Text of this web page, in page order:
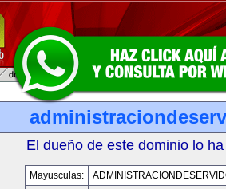
El dueño de este dominio lo
Mayusculas: